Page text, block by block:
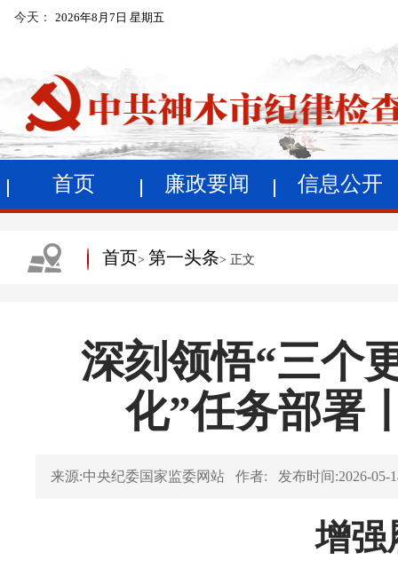
今天： 2026年8月7日 星期五
首页 廉政要闻 信息公开
首页> 第一头条> 正文
深刻领悟“三个
化”任务部署
来源:中央纪委国家监委网站 作者: 发布时间:2026-05-
增强